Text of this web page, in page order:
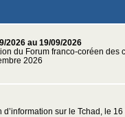
2026 au 19/09/2026
du Forum franco-coréen des
2026
d’information sur le Tchad, le